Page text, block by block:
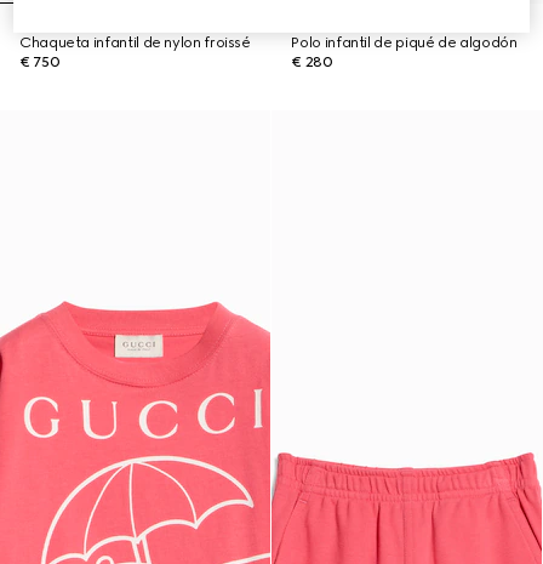
Chaqueta infantil de nylon froissé
€ 750
Polo infantil de piqué de algodón
€ 280